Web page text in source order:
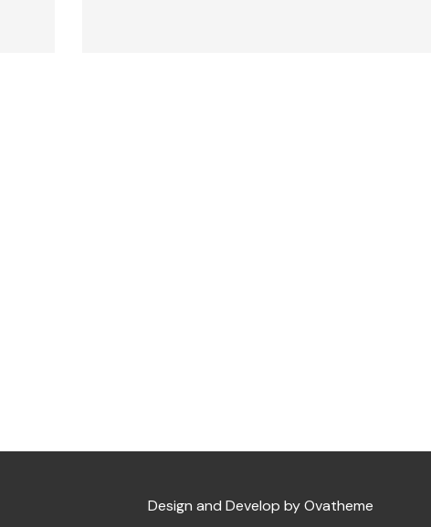
Design and Develop by Ovatheme